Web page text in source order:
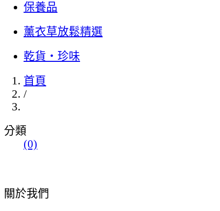
保養品
薰衣草放鬆精選
乾貨・珍味
首頁
/
分類
(0)
關於我們